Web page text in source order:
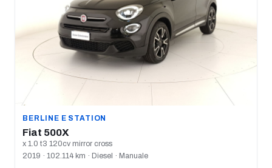
BERLINE E STATION
Fiat 500X
x 1.0 t3 120cv mirror cross
2019 · 102.114 km · Diesel · Manuale